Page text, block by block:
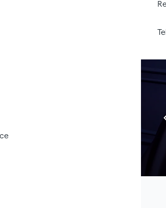
die zweite Ausgabe der Investment